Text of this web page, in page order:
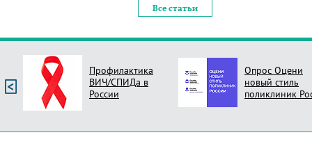
Все статьи
Профилактика
ВИЧ/СПИДа в
России
Опрос Оцени
новый стиль
поликлиник